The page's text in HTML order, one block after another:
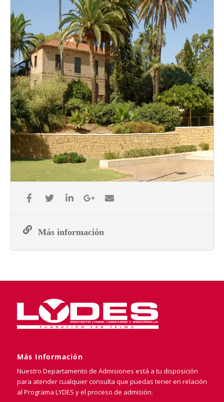
Más información
Más Información
Nuestro Departamento de Admisiones está a tu disposición
para atender cualquier consulta que puedas tener en relación
al Programa LYDES y el proceso de admisión.